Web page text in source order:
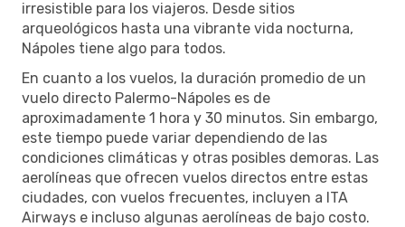
irresistible para los viajeros. Desde sitios
arqueológicos hasta una vibrante vida nocturna,
Nápoles tiene algo para todos.
En cuanto a los vuelos, la duración promedio de un
vuelo directo Palermo-Nápoles es de
aproximadamente 1 hora y 30 minutos. Sin embargo,
este tiempo puede variar dependiendo de las
condiciones climáticas y otras posibles demoras. Las
aerolíneas que ofrecen vuelos directos entre estas
ciudades, con vuelos frecuentes, incluyen a ITA
Airways e incluso algunas aerolíneas de bajo costo.